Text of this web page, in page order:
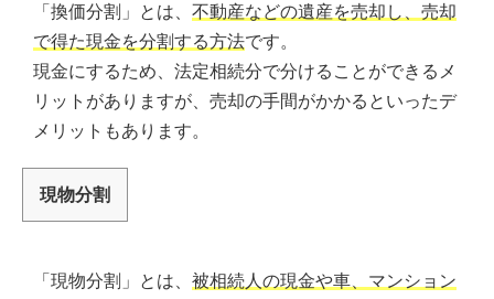
「換価分割」とは、 不動産などの遺産を売却し、売却
で得た現金を分割する方法です。
現金にするため、法定相続分で分けることができるメ
リットがありますが、売却の手間がかかるといったデ
メリットもあります。
現物分割
「現物分割」とは、 被相続人の現金や車、マンション